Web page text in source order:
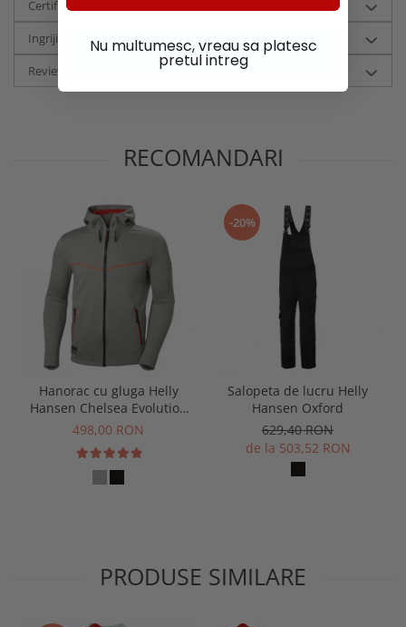
Certificari si tehnologii
Ingrijire
Review-uri
RECOMANDARI
Hanorac cu gluga Helly
Hansen Chelsea Evolution
Zip Hoodie
498,00 RON
-20%
Salopeta de lucru Helly
Hansen Oxford
629,40 RON
de la 503,52 RON
PRODUSE SIMILARE
Nu multumesc, vreau sa platesc
pretul intreg